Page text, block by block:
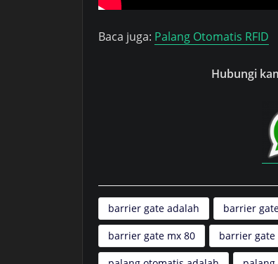
Baca juga: Palang Otomatis RFID
Hubungi
barrier gate adalah barrier
barrier gate mx 80 barrier